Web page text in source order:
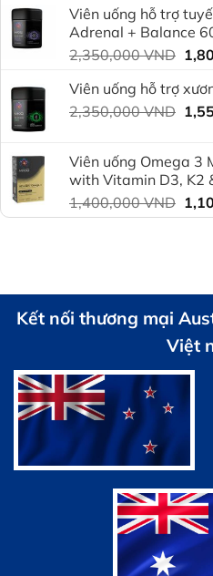
Viên uống hỗ trợ
Adrenal + Balance
2,350,000VND Giá
là:
Viên uống hỗ trợ
2,350,000VND Giá
Viên uống Omega 3
with Vitamin D3, K2
1,400,000VND Giá
gốc
Kết nối thương mại
Việt